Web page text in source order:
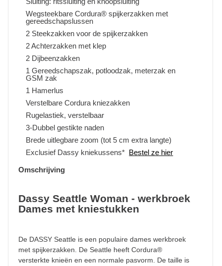
Wegsteekbare Cordura® spijkerzakken met
gereedschapslussen
2 Steekzakken voor de spijkerzakken
2 Achterzakken met klep
2 Dijbeenzakken
1 Gereedschapszak, potloodzak, meterzak en
GSM zak
1 Hamerlus
Verstelbare Cordura kniezakken
Rugelastiek, verstelbaar
3-Dubbel gestikte naden
Brede uitlegbare zoom (tot 5 cm extra langte)
Exclusief Dassy kniekussens* Bestel ze hier
Omschrijving
Dassy Seattle Woman - werkbroek
Dames met kniestukken
De DASSY Seattle is een populaire dames werkbroek
met spijkerzakken. De Seattle heeft Cordura®
versterkte knieën en een normale pasvorm. De taille is